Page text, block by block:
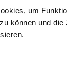
um
können und die
Groß- und
eingeben.